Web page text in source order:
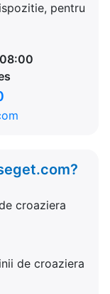
pentru
croaziera
de croaziera